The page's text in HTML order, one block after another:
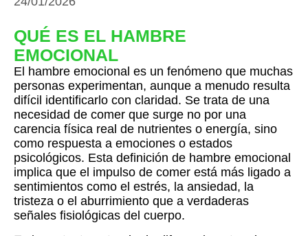
QUÉ ES EL HAMBRE
EMOCIONAL
El hambre emocional es un fenómeno que muchas
personas experimentan, aunque a menudo resulta
difícil identificarlo con claridad. Se trata de una
necesidad de comer que surge no por una
carencia física real de nutrientes o energía, sino
como respuesta a emociones o estados
psicológicos. Esta definición de hambre emocional
implica que el impulso de comer está más ligado a
sentimientos como el estrés, la ansiedad, la
tristeza o el aburrimiento que a verdaderas
señales fisiológicas del cuerpo.